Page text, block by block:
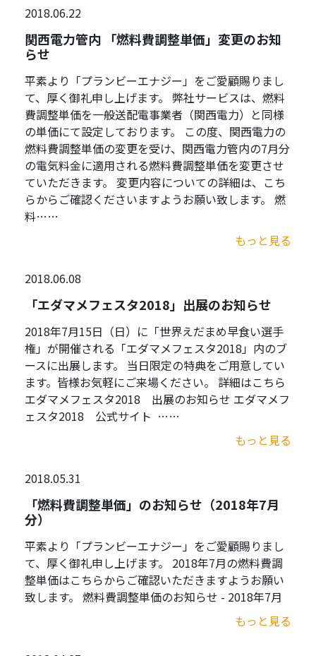
2018.06.22
関西電力管内 「燃料費調整単価」変更のお知
らせ
平素より「プランビーエナジー」をご愛顧賜りまし
て、厚く御礼申し上げます。 弊社サービスは、燃料
費調整単価を一般送配電事業者（関西電力）と同様
の単価にて設定しております。 この度、関西電力の
燃料費調整単価の変更を受け、関西電力管内の7月分
の電気料金に適用される燃料費調整単価を変更させ
ていただきます。 変更内容についての詳細は、こち
らからご確認くださいますようお願い致します。 燃
料……
もっと見る
2018.06.08
「エダマメフェスタ2018」出展のお知らせ
2018年7月15日（日）に「世界えだまめ早食い選手
権」が開催される「エダマメフェスタ2018」内のブ
ースに出展します。 当日限定の特典をご用意してい
ます。皆様お気軽にご来場ください。 詳細はこちら
エダマメフェスタ2018 出展のお知らせ エダマメフ
ェスタ2018 公式サイト ……
もっと見る
2018.05.31
「燃料費調整単価」のお知らせ（2018年7月
分）
平素より「プランビーエナジー」をご愛顧賜りまし
て、厚く御礼申し上げます。 2018年7月の燃料費調
整単価はこちらからご確認いただきますようお願い
致します。 燃料費調整単価のお知らせ - 2018年7月
もっと見る